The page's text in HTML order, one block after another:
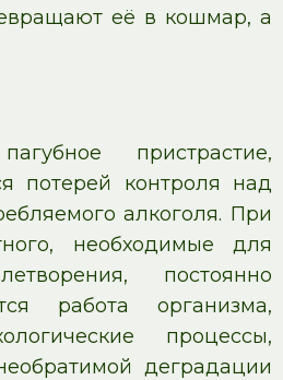
её в кошмар, а
пристрастие,
потерей контроля над
алкоголя. При
необходимые для
постоянно
работа организма,
процессы,
деградации